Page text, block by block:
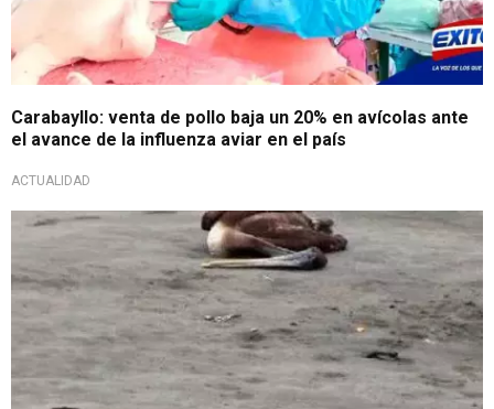
Carabayllo: venta de pollo baja un 20% en avícolas ante
el avance de la influenza aviar en el país
ACTUALIDAD